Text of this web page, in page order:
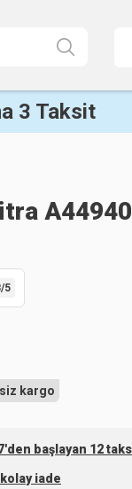
3 Taksit
/5
kargo
başlayan 12
iade